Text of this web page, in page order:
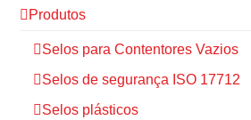
Produtos
Selos para Contentores Vazios
Selos de segurança ISO 17712
Selos plásticos